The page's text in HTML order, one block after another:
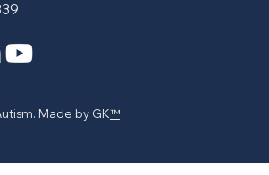
Made by GK™